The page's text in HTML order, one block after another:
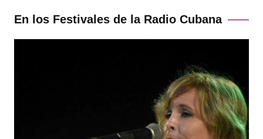
En los Festivales de la Radio Cubana